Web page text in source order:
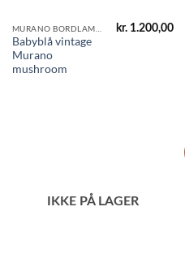
Babyblå vintage
Murano
mushroom
kr. 1.200,00
IKKE PÅ LAGER